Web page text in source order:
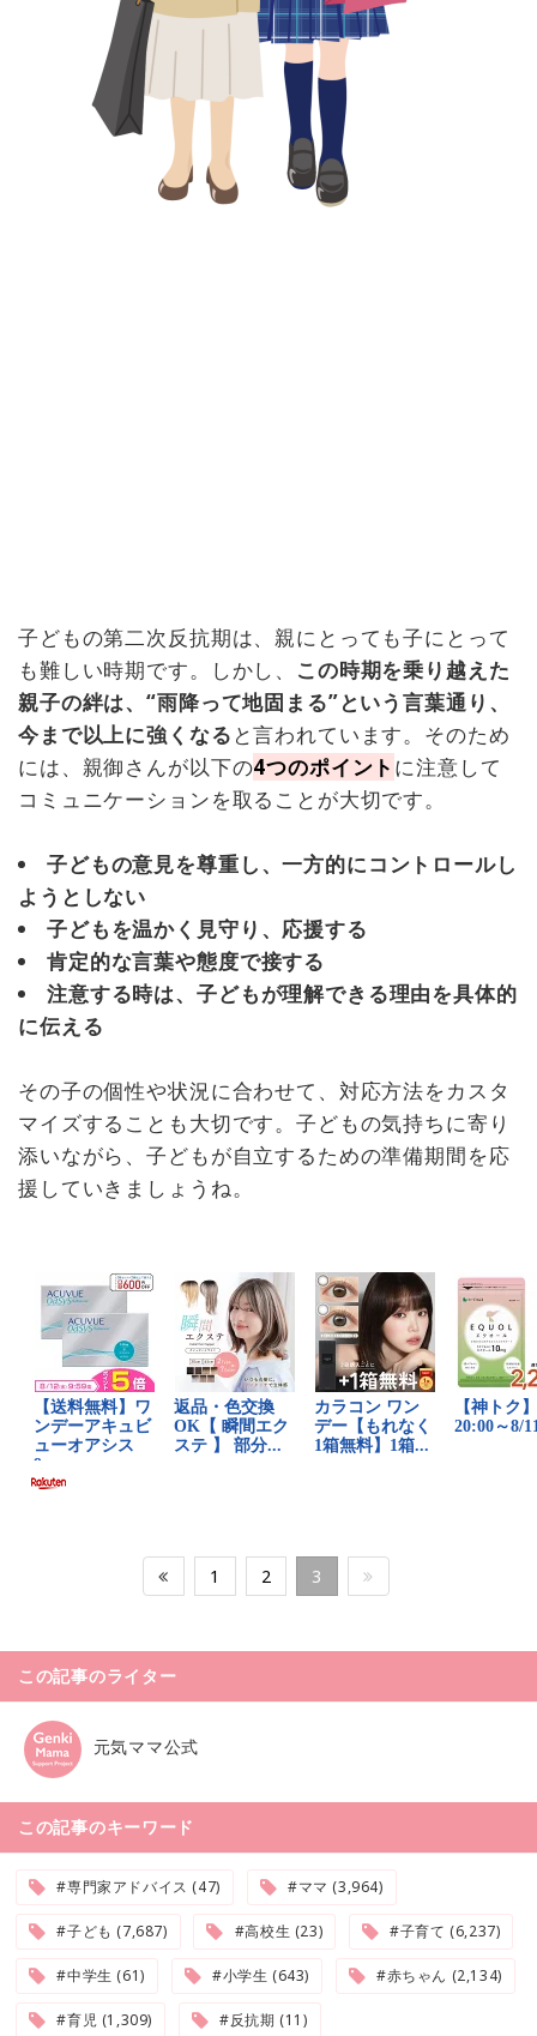
子どもの第二次反抗期は、親にとっても子にとって
も難しい時期です。しかし、 この時期を乗り越えた
親子の絆は、“雨降って地固まる”という言葉通り、
今まで以上に強くなる と言われています。そのため
には、親御さんが以下の4つのポイント に注意して
コミュニケーションを取ることが大切です。
子どもの意見を尊重し、一方的にコントロールし
ようとしない
子どもを温かく見守り、応援する
肯定的な言葉や態度で接する
注意する時は、子どもが理解できる理由を具体的
に伝える
その子の個性や状況に合わせて、対応方法をカスタ
マイズすることも大切です。子どもの気持ちに寄り
添いながら、子どもが自立するための準備期間を応
援していきましょうね。
1 2 3
この記事のライター
元気ママ公式
この記事のキーワード
#専門家アドバイス (47) #ママ (3,964)
#子ども (7,687) #高校生 (23) #子育て (6,237)
#中学生 (61) #小学生 (643) #赤ちゃん (2,134)
#育児 (1,309) #反抗期 (11)